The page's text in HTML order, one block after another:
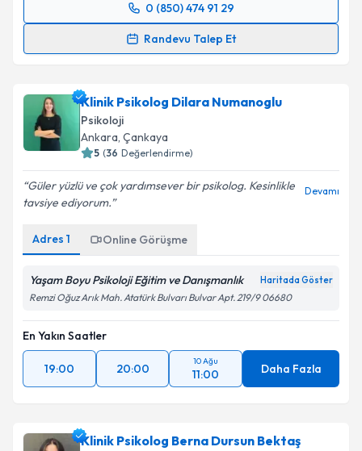
0 (850) 474 91 29
Randevu Talep Et
Randevu Takvimi Talebi
takvim hazırlandığında e-posta ile bilgilendireceğiz.
E-posta Adresiniz
kapsamda işlenmesini kabul ediyorum.
Takvim Talebini Gönder
Klinik Psikolog Dilara Numanoglu
Psikoloji
Ankara, Çankaya
5 (36 Değerlendirme)
Güler yüzlü ve çok yardımsever bir psikolog. Kesinlikle
tavsiye ediyorum.
Devamı
Adres 1 Online Görüşme
Yaşam Boyu Psikoloji Eğitim ve Danışmanlık Haritada Göster
Remzi Oğuz Arık Mah. Atatürk Bulvarı Bulvar Apt. 219/9 06680
En Yakın Saatler
19:00 20:00
10 Ağu
11:00 Daha Fazla
Klinik Psikolog Berna Dursun Bektaş